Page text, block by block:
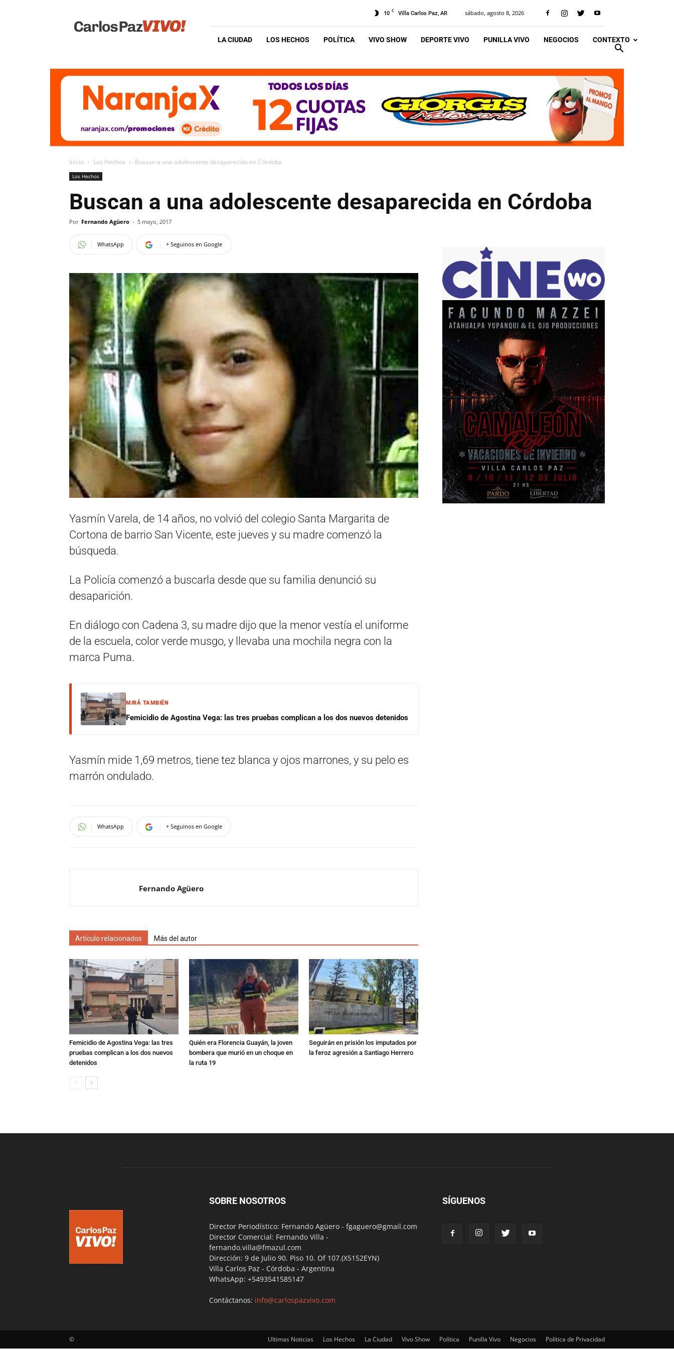
Vivo
10 C Villa Carlos Paz, AR sábado, agosto 8, 2026
LA CIUDAD LOS HECHOS POLÍTICA VIVO SHOW DEPORTE VIVO PUNILLA VIVO NEGOCIOS CONTEXTO
Inicio Los Hechos Buscan a una adolescente desaparecida en Córdoba
Los Hechos
Buscan a una adolescente desaparecida en Córdoba
Por Fernando Agüero - 5 mayo, 2017
WhatsApp + Seguinos en Google
Yasmín Varela, de 14 años, no volvió del colegio Santa Margarita de
Cortona de barrio San Vicente, este jueves y su madre comenzó la
búsqueda.
La Policía comenzó a buscarla desde que su familia denunció su
desaparición.
En diálogo con Cadena 3, su madre dijo que la menor vestía el uniforme
de la escuela, color verde musgo, y llevaba una mochila negra con la
marca Puma.
MIRÁ TAMBIÉN
Femicidio de Agostina Vega: las tres pruebas complican a los dos nuevos detenidos
Yasmín mide 1,69 metros, tiene tez blanca y ojos marrones, y su pelo es
marrón ondulado.
WhatsApp + Seguinos en Google
Fernando Agüero
Artículo relacionados Más del autor
Femicidio de Agostina Vega: las tres
pruebas complican a los dos nuevos
detenidos
Quién era Florencia Guayán, la joven
bombera que murió en un choque en
la ruta 19
Seguirán en prisión los imputados por
la feroz agresión a Santiago Herrero
SOBRE NOSOTROS
Director Periodístico: Fernando Agüero - fgaguero@gmail.com
Director Comercial: Fernando Villa -
fernando.villa@fmazul.com
Dirección: 9 de Julio 90. Piso 10. Of 107.(X5152EYN)
Villa Carlos Paz - Córdoba - Argentina
WhatsApp: +5493541585147
Contáctanos: info@carlospazvivo.com
SÍGUENOS
Ultimas Noticias Los Hechos La Ciudad Vivo Show Política Punilla Vivo Negocios Política de Privacidad
©